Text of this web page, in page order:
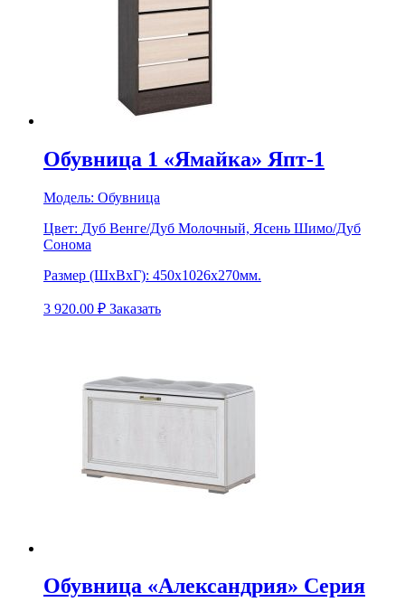
Обувница 1 «Ямайка» Япт-1
Модель: Обувница
Цвет: Дуб Венге/Дуб Молочный, Ясень Шимо/Дуб
Сонома
Размер (ШхВхГ): 450х1026х270мм.
3 920.00 ₽ Заказать
Обувница «Александрия» Серия